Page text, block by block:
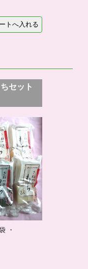
セット
・